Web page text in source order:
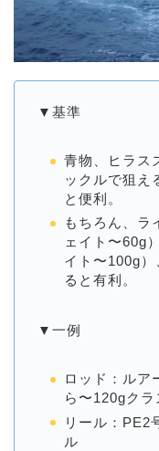
▼基準
青物、ヒラス
ックルで狙え
と便利。
もちろん、ラ
ェイト〜60g
イト〜100g
ると有利。
▼一例
ロッド：ルア
ら〜120gクラ
リール：PE2
ル